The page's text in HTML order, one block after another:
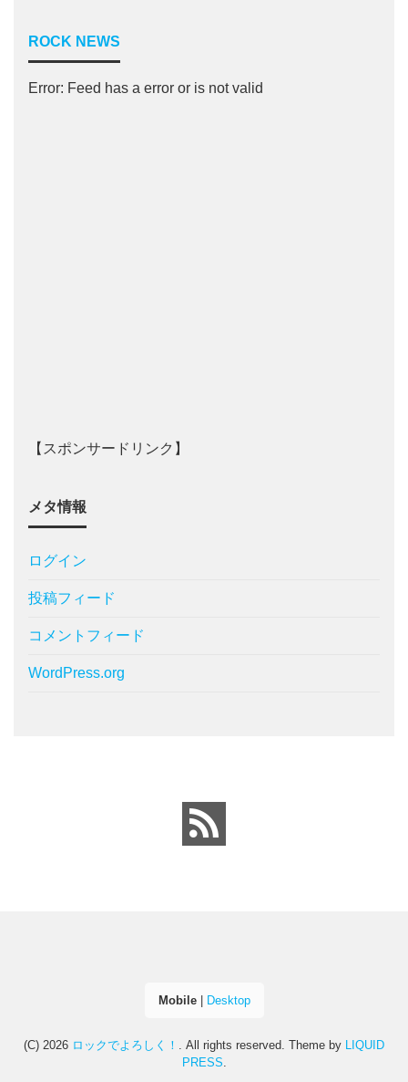
ROCK NEWS
Error: Feed has a error or is not valid
【スポンサードリンク】
メタ情報
ログイン
投稿フィード
コメントフィード
WordPress.org
Mobile| Desktop
(C) 2026 ロックでよろしく！ . All rights reserved. Theme by LIQUID
PRESS.